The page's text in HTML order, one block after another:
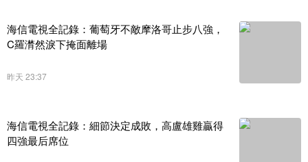
海信電視全記錄：葡萄牙不敵摩洛哥止步八強，
C羅潸然淚下掩面離場
昨天 23:37
海信電視全記錄：細節決定成敗，高盧雄雞贏得
四強最后席位